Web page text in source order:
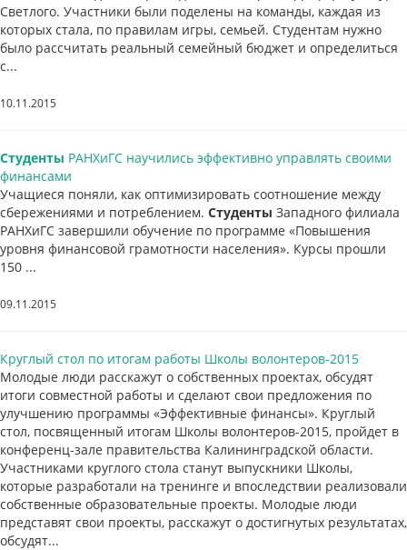
Светлого. Участники были поделены на команды, каждая из
которых стала, по правилам игры, семьей. Студентам нужно
было рассчитать реальный семейный бюджет и определиться
с...
10.11.2015
Студенты РАНХиГС научились эффективно управлять своими
финансами
Учащиеся поняли, как оптимизировать соотношение между
сбережениями и потреблением. Студенты Западного филиала
РАНХиГС завершили обучение по программе «Повышения
уровня финансовой грамотности населения». Курсы прошли
150 ...
09.11.2015
Круглый стол по итогам работы Школы волонтеров-2015
Молодые люди расскажут о собственных проектах, обсудят
итоги совместной работы и сделают свои предложения по
улучшению программы «Эффективные финансы». Круглый
стол, посвященный итогам Школы волонтеров-2015, пройдет в
конференц-зале правительства Калининградской области.
Участниками круглого стола станут выпускники Школы,
которые разработали на тренинге и впоследствии реализовали
собственные образовательные проекты. Молодые люди
представят свои проекты, расскажут о достигнутых результатах,
обсудят...